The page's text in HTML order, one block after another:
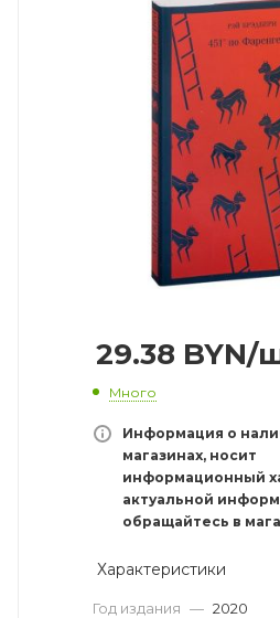
29.38 BYN/
Много
Информация о
магазинах, носит
информационный
актуальной
обращайтесь в
Характеристики
Год издания — 2020